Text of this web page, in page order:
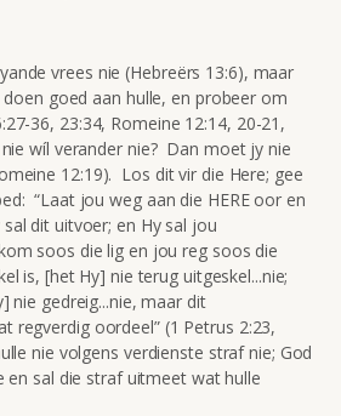
vrees nie (Hebreërs 13:6), maar
goed aan hulle, en probeer om
36, 23:34, Romeine 12:14, 20-21,
wíl verander nie? Dan moet jy nie
12:19). Los dit vir die Here; gee
“Laat jou weg aan die HERE oor en
dit uitvoer; en Hy sal jou
soos die lig en jou reg soos die
is, [het Hy] nie terug uitgeskel...nie;
nie gedreig...nie, maar dit
regverdig oordeel” (1 Petrus 2:23,
nie volgens verdienste straf nie; God
en sal die straf uitmeet wat hulle